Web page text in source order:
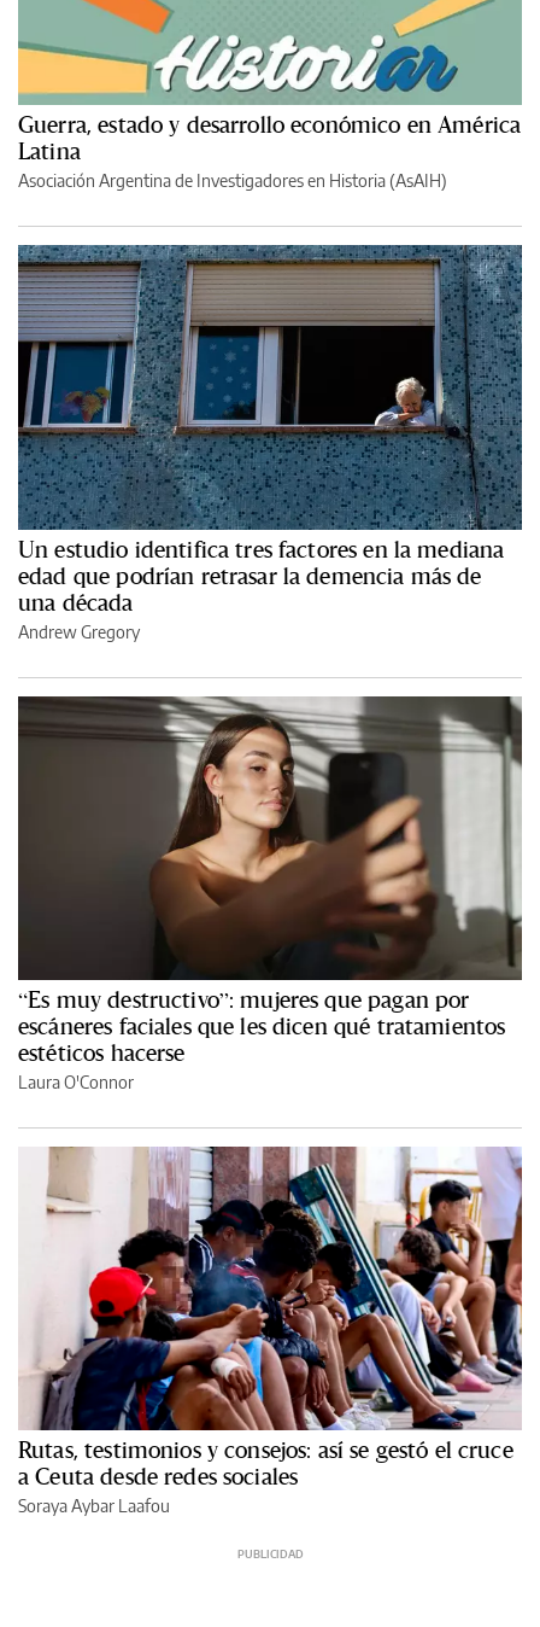
Guerra, estado y desarrollo económico en América
Latina
Asociación Argentina de Investigadores en Historia (AsAIH)
Un estudio identifica tres factores en la mediana
edad que podrían retrasar la demencia más de
una década
Andrew Gregory
“Es muy destructivo”: mujeres que pagan por
escáneres faciales que les dicen qué tratamientos
estéticos hacerse
Laura O'Connor
Rutas, testimonios y consejos: así se gestó el cruce
a Ceuta desde redes sociales
Soraya Aybar Laafou